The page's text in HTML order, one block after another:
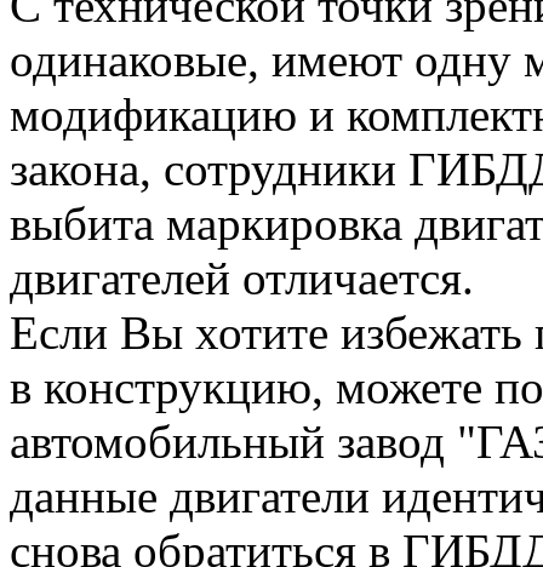
одинаковые, имеют одну
модификацию и
закона, сотрудники
выбита маркировка
двигателей отличается.
Если Вы хотите избежать
в конструкцию, можете
автомобильный завод
данные двигатели
снова обратиться в